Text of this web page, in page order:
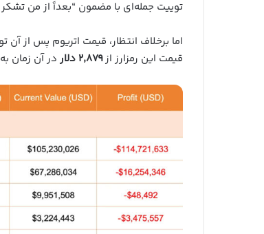
توییت جمله‌ای با مضمون “بعداً از من
اما برخلاف انتظار، قیمت اتریوم پس از
قیمت این رمزارز از۲٬۸۷۹ دلار در آن زمان